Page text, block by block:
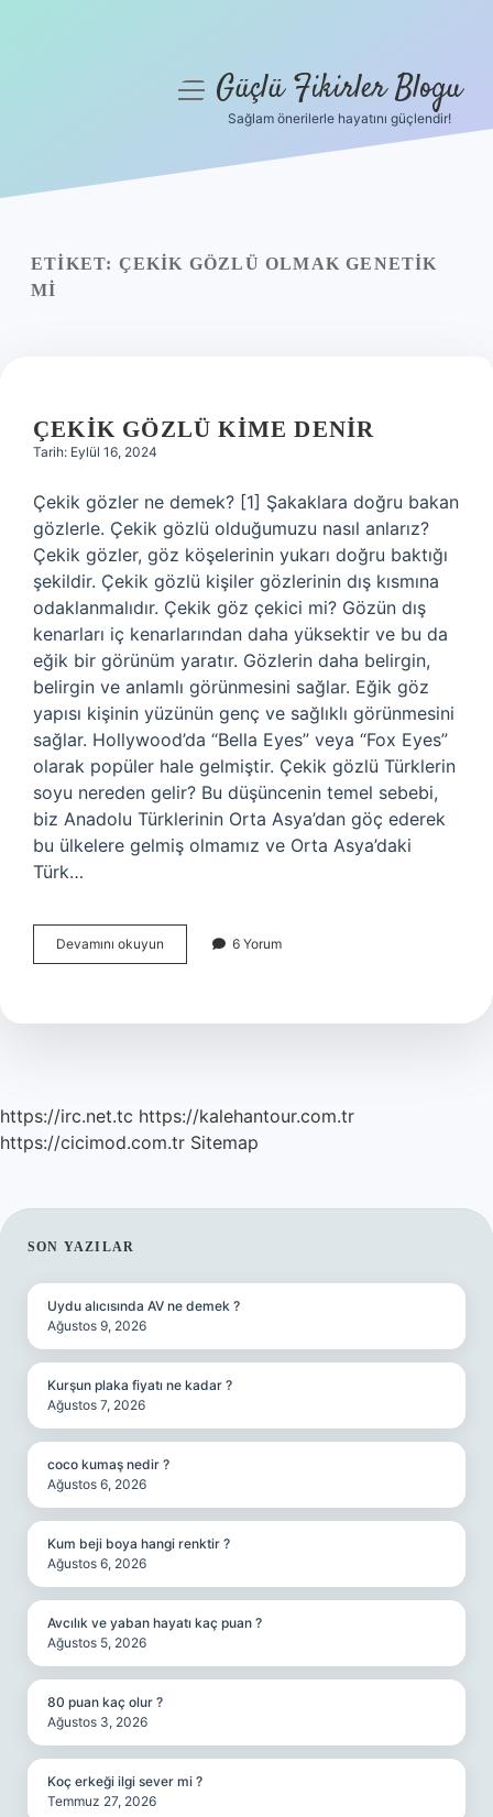
Yasal Uyarı
menüyüGüçlü Fikirler Blogu
Sağlam önerilerle hayatını güçlendir!
ETIKET: ÇEKIK GÖZLÜ OLMAK GENETIK
MI
ÇEKIK GÖZLÜ KIME DENIR
Tarih: Eylül 16, 2024
Çekik gözler ne demek? [1] Şakaklara doğru bakan
gözlerle. Çekik gözlü olduğumuzu nasıl anlarız?
Çekik gözler, göz köşelerinin yukarı doğru baktığı
şekildir. Çekik gözlü kişiler gözlerinin dış kısmına
odaklanmalıdır. Çekik göz çekici mi? Gözün dış
kenarları iç kenarlarından daha yüksektir ve bu da
eğik bir görünüm yaratır. Gözlerin daha belirgin,
belirgin ve anlamlı görünmesini sağlar. Eğik göz
yapısı kişinin yüzünün genç ve sağlıklı görünmesini
sağlar. Hollywood’da “Bella Eyes” veya “Fox Eyes”
olarak popüler hale gelmiştir. Çekik gözlü Türklerin
soyu nereden gelir? Bu düşüncenin temel sebebi,
biz Anadolu Türklerinin Orta Asya’dan göç ederek
bu ülkelere gelmiş olmamız ve Orta Asya’daki
Türk…
Devamını okuyun
Gözlü
6 Yorum
https://irc.net.tc https://kalehantour.com.tr
https://cicimod.com.tr Sitemap
SIDEBAR
SON YAZILAR
Uydu alıcısında AV ne demek ?
Ağustos 9, 2026
Kurşun plaka fiyatı ne kadar ?
Ağustos 7, 2026
coco kumaş nedir ?
Ağustos 6, 2026
Kum beji boya hangi renktir ?
Ağustos 6, 2026
Avcılık ve yaban hayatı kaç puan ?
Ağustos 5, 2026
80 puan kaç olur ?
Ağustos 3, 2026
Koç erkeği ilgi sever mi ?
Temmuz 27, 2026